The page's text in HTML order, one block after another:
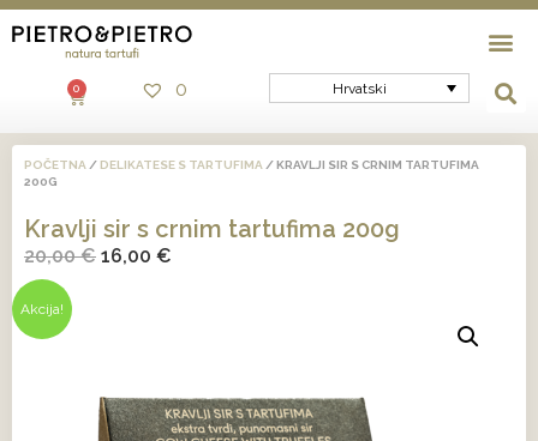
0 0 Hrvatski
POČETNA / DELIKATESE S TARTUFIMA / KRAVLJI SIR S CRNIM TARTUFIMA
200G
Kravlji sir s crnim tartufima 200g
20,00€ 16,00 €
Akcija!